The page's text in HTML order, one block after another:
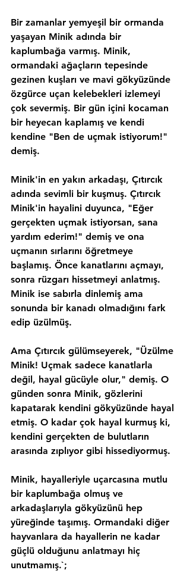
Bir zamanlar yemyeşil bir ormanda
yaşayan Minik adında bir
kaplumbağa varmış. Minik,
ormandaki ağaçların tepesinde
gezinen kuşları ve mavi gökyüzünde
özgürce uçan kelebekleri izlemeyi
çok severmiş. Bir gün içini kocaman
bir heyecan kaplamış ve kendi
kendine "Ben de uçmak istiyorum!"
demiş.
Minik'in en yakın arkadaşı, Çıtırcık
adında sevimli bir kuşmuş. Çıtırcık
Minik'in hayalini duyunca, "Eğer
gerçekten uçmak istiyorsan, sana
yardım ederim!" demiş ve ona
uçmanın sırlarını öğretmeye
başlamış. Önce kanatlarını açmayı,
sonra rüzgarı hissetmeyi anlatmış.
Minik ise sabırla dinlemiş ama
sonunda bir kanadı olmadığını fark
edip üzülmüş.
Ama Çıtırcık gülümseyerek, "Üzülme
Minik! Uçmak sadece kanatlarla
değil, hayal gücüyle olur," demiş. O
günden sonra Minik, gözlerini
kapatarak kendini gökyüzünde hayal
etmiş. O kadar çok hayal kurmuş ki,
kendini gerçekten de bulutların
arasında zıplıyor gibi hissediyormuş.
Minik, hayalleriyle uçarcasına mutlu
bir kaplumbağa olmuş ve
arkadaşlarıyla gökyüzünü hep
yüreğinde taşımış. Ormandaki diğer
hayvanlara da hayallerin ne kadar
güçlü olduğunu anlatmayı hiç
unutmamış.`;